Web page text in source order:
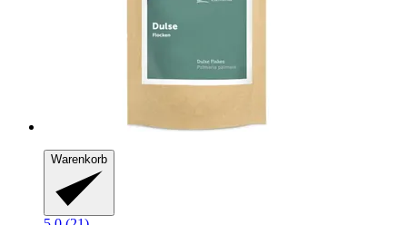
Warenkorb